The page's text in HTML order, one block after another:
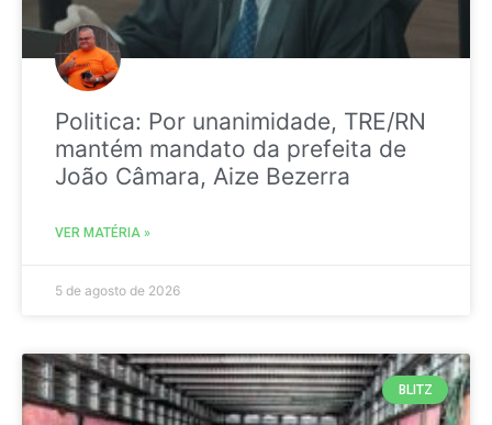
Politica: Por unanimidade, TRE/RN
mantém mandato da prefeita de
João Câmara, Aize Bezerra
VER MATÉRIA »
5 de agosto de 2026
BLITZ